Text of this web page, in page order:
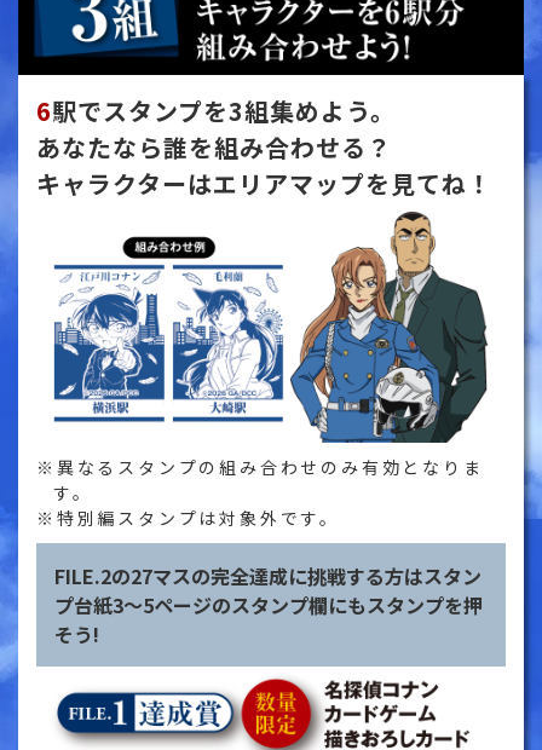
6駅でスタンプを3組集めよう。
あなたなら誰を組み合わせる？
キャラクターはエリアマップを見てね！
異なるスタンプの組み合わせのみ有効となりま
す。
特別編スタンプは対象外です。
FILE.2の27マスの完全達成に挑戦する方はスタン
プ台紙3〜5ページのスタンプ欄にもスタンプを押
そう!